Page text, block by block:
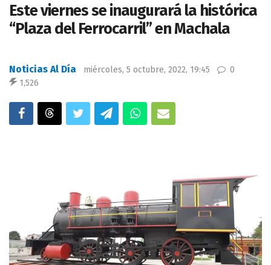
Este viernes se inaugurará la histórica
“Plaza del Ferrocarril” en Machala
Noticias Al Día miércoles, 5 octubre, 2022, 19:45
0
1,526